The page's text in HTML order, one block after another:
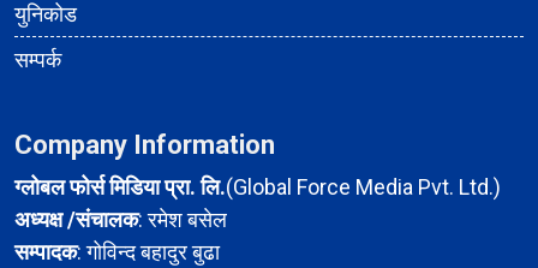
युनिकोड
सम्पर्क
Company Information
ग्लोबल फोर्स मिडिया प्रा. लि.(Global Force Media Pvt. Ltd.)
अध्यक्ष /संचालक: रमेश बसेल
सम्पादक: गोविन्द बहादुर बुढा